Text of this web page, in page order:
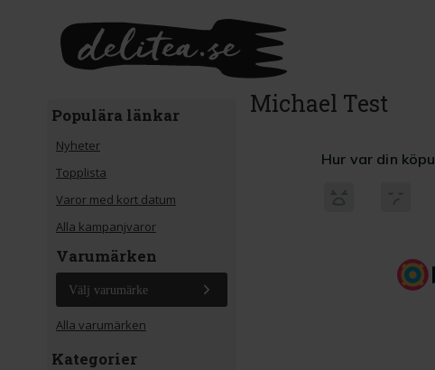
Populära länkar
Nyheter
Topplista
Varor med kort datum
Alla kampanjvaror
Varumärken
Välj varumärke
Alla varumärken
Kategorier
Michael Test